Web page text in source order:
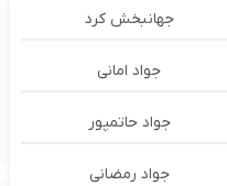
جهانبخش کرد
جواد امانی
جواد حاتمپور
جواد رمضانی